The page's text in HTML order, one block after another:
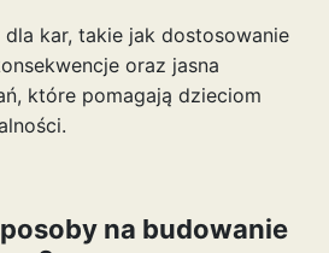
kar, takie jak dostosowanie
oraz jasna
które pomagają dzieciom
na budowanie